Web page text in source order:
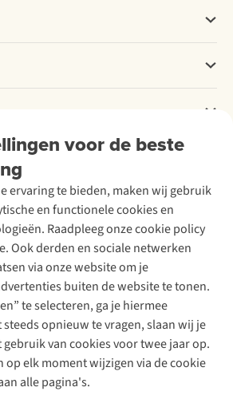
voor de beste
ervaring te bieden, maken wij gebruik
en functionele cookies en
Raadpleeg onze cookie policy
Ook derden en sociale netwerken
via onze website om je
buiten de website te tonen.
te selecteren, ga je hiermee
opnieuw te vragen, slaan wij je
van cookies voor twee jaar op.
op elk moment wijzigen via de cookie
alle pagina's.
Follow us
Policy
Algemene voorwaarden
Cookie Policy